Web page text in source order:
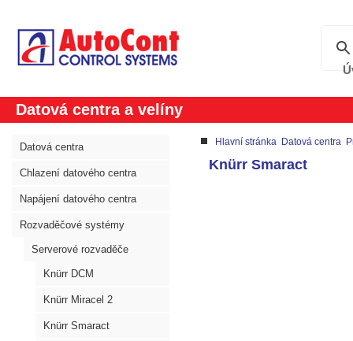
Datová centra a velíny
Datová centra
Chlazení datového centra
Napájení datového centra
Rozvaděčové systémy
Serverové rozvaděče
Knürr DCM
Knürr Miracel 2
Knürr Smaract
Hlavní stránka Datová centra
Knürr Smaract